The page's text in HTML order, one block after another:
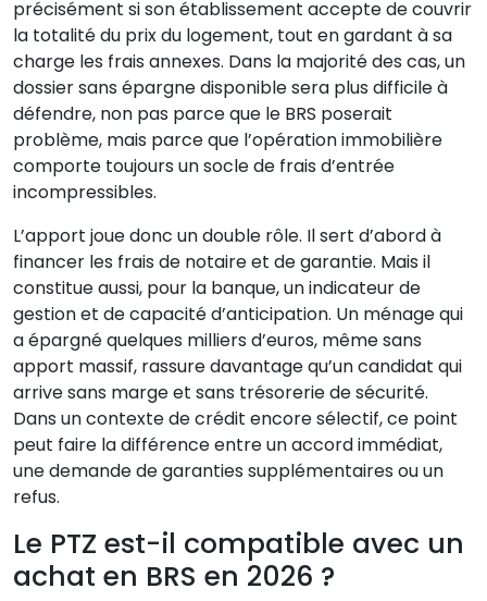
précisément si son établissement accepte de couvrir
la totalité du prix du logement, tout en gardant à sa
charge les frais annexes. Dans la majorité des cas, un
dossier sans épargne disponible sera plus difficile à
défendre, non pas parce que le BRS poserait
problème, mais parce que l’opération immobilière
comporte toujours un socle de frais d’entrée
incompressibles.
L’apport joue donc un double rôle. Il sert d’abord à
financer les frais de notaire et de garantie. Mais il
constitue aussi, pour la banque, un indicateur de
gestion et de capacité d’anticipation. Un ménage qui
a épargné quelques milliers d’euros, même sans
apport massif, rassure davantage qu’un candidat qui
arrive sans marge et sans trésorerie de sécurité.
Dans un contexte de crédit encore sélectif, ce point
peut faire la différence entre un accord immédiat,
une demande de garanties supplémentaires ou un
refus.
Le PTZ est-il compatible avec un
achat en BRS en 2026 ?